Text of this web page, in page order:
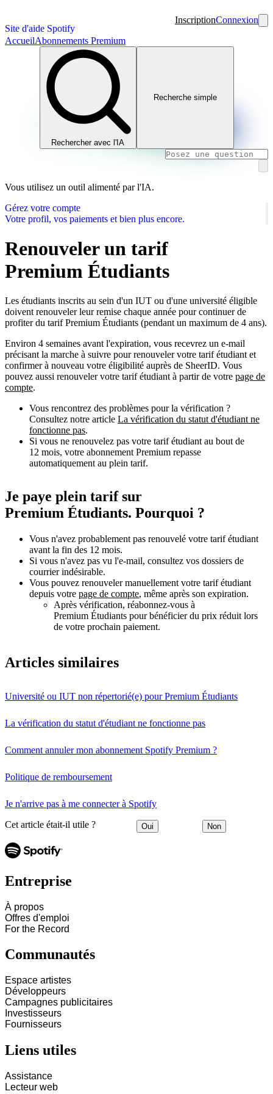
Site d'aide Spotify
InscriptionConnexion
AccueilAbonnements Premium
Rechercher avec l'IA
Recherche simple
Vous utilisez un outil alimenté par l'IA.
Gérez votre compte
Votre profil, vos paiements et bien plus encore.
Renouveler un tarif
Premium Étudiants
Les étudiants inscrits au sein d'un IUT ou d'une université éligible
doivent renouveler leur remise chaque année pour continuer de
profiter du tarif Premium Étudiants (pendant un maximum de 4 ans).
Environ 4 semaines avant l'expiration, vous recevrez un e-mail
précisant la marche à suivre pour renouveler votre tarif étudiant et
confirmer à nouveau votre éligibilité auprès de SheerID. Vous
pouvez aussi renouveler votre tarif étudiant à partir de votre page de
compte.
Vous rencontrez des problèmes pour la vérification ?
Consultez notre article La vérification du statut d'étudiant ne
fonctionne pas.
Si vous ne renouvelez pas votre tarif étudiant au bout de
12 mois, votre abonnement Premium repasse
automatiquement au plein tarif.
Je paye plein tarif sur
Premium Étudiants. Pourquoi ?
Vous n'avez probablement pas renouvelé votre tarif étudiant
avant la fin des 12 mois.
Si vous n'avez pas vu l'e-mail, consultez vos dossiers de
courrier indésirable.
Vous pouvez renouveler manuellement votre tarif étudiant
depuis votre page de compte, même après son expiration.
Après vérification, réabonnez-vous à
Premium Étudiants pour bénéficier du prix réduit lors
de votre prochain paiement.
Articles similaires
Université ou IUT non répertorié(e) pour Premium Étudiants
La vérification du statut d'étudiant ne fonctionne pas
Comment annuler mon abonnement Spotify Premium ?
Politique de remboursement
Je n'arrive pas à me connecter à Spotify
Cet article était-il utile ? Oui Non
Entreprise
À propos
Offres d'emploi
For the Record
Communautés
Espace artistes
Développeurs
Campagnes publicitaires
Investisseurs
Fournisseurs
Liens utiles
Assistance
Lecteur web